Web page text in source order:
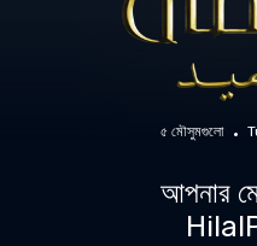
৫ মৌসুমগুলো
আপনার